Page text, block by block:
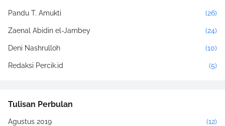
Pandu T. Amukti (26)
Zaenal Abidin el-Jambey (24)
Deni Nashrulloh (10)
Redaksi Percik.id (5)
Tulisan Perbulan
Agustus 2019 (12)